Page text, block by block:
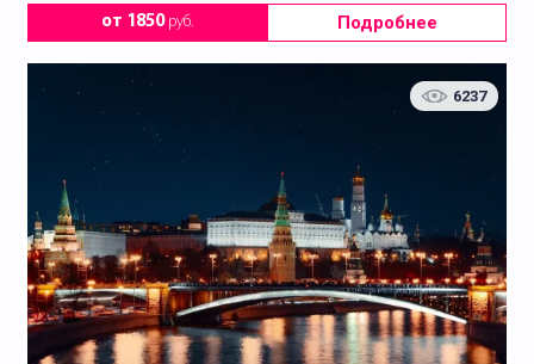
от 1850руб. Подробнее
6237